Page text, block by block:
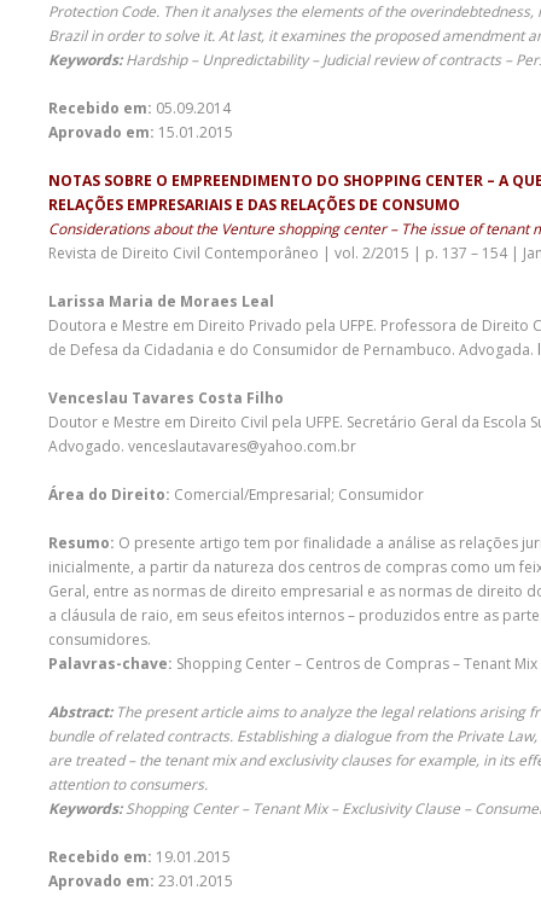
Protection Code. Then it analyses the elements of the
Brazil in order to solve it. At last, it examines the proposed amendment
Keywords:Hardship – Unpredictability – Judicial review of contracts –
Recebido em: 05.09.2014
Aprovado em: 15.01.2015
NOTAS SOBRE O EMPREENDIMENTO DO SHOPPING CENTER – A
RELAÇÕES EMPRESARIAIS E DAS RELAÇÕES DE CONSUMO
Considerations about the Venture shopping center – The issue of
Revista de Direito Civil Contemporâneo | vol. 2/2015 | p. 137 – 154 |
Larissa Maria de Moraes Leal
Doutora e Mestre em Direito Privado pela UFPE. Professora de Direito
de Defesa da Cidadania e do Consumidor de Pernambuco. Advogada.
Venceslau Tavares Costa Filho
Doutor e Mestre em Direito Civil pela UFPE. Secretário Geral da
Advogado. venceslautavares@yahoo.com.br
Área do Direito: Comercial/Empresarial; Consumidor
Resumo: O presente artigo tem por finalidade a análise as relações
inicialmente, a partir da natureza dos centros de compras como um
Geral, entre as normas de direito empresarial e as normas de direito
a cláusula de raio, em seus efeitos internos – produzidos entre as
consumidores.
Palavras-chave: Shopping Center – Centros de Compras – Tenant
Abstract:The present article aims to analyze the legal relations arising
bundle of related contracts. Establishing a dialogue from the Private
are treated – the tenant mix and exclusivity clauses for example, in its
attention to consumers.
Keywords:Shopping Center – Tenant Mix – Exclusivity Clause –
Recebido em: 19.01.2015
Aprovado em: 23.01.2015